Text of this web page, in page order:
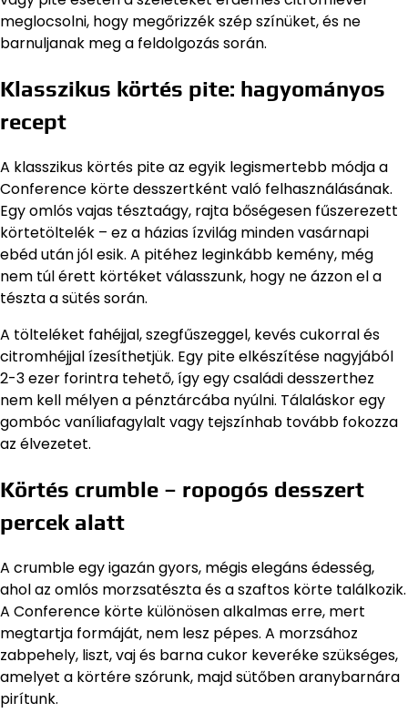
meglocsolni, hogy megőrizzék szép színüket, és ne
barnuljanak meg a feldolgozás során.
Klasszikus körtés pite: hagyományos
recept
A klasszikus körtés pite az egyik legismertebb módja a
Conference körte desszertként való felhasználásának.
Egy omlós vajas tésztaágy, rajta bőségesen fűszerezett
körtetöltelék – ez a házias ízvilág minden vasárnapi
ebéd után jól esik. A pitéhez leginkább kemény, még
nem túl érett körtéket válasszunk, hogy ne ázzon el a
tészta a sütés során.
A tölteléket fahéjjal, szegfűszeggel, kevés cukorral és
citromhéjjal ízesíthetjük. Egy pite elkészítése nagyjából
2-3 ezer forintra tehető, így egy családi desszerthez
nem kell mélyen a pénztárcába nyúlni. Tálaláskor egy
gombóc vaníliafagylalt vagy tejszínhab tovább fokozza
az élvezetet.
Körtés crumble – ropogós desszert
percek alatt
A crumble egy igazán gyors, mégis elegáns édesség,
ahol az omlós morzsatészta és a szaftos körte találkozik.
A Conference körte különösen alkalmas erre, mert
megtartja formáját, nem lesz pépes. A morzsához
zabpehely, liszt, vaj és barna cukor keveréke szükséges,
amelyet a körtére szórunk, majd sütőben aranybarnára
pirítunk.